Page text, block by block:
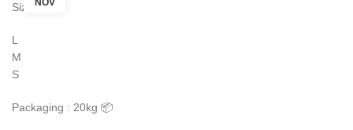
NOV
Sizes :
L
M
S
Packaging : 20kg 📦